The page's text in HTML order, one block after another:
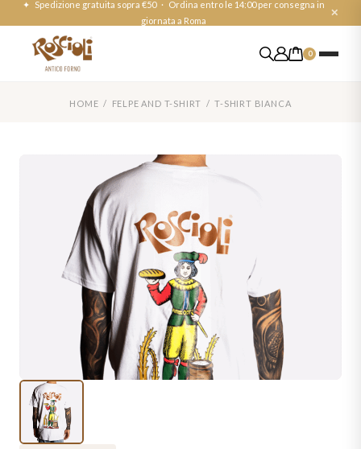
✦ Spedizione gratuita sopra €50 · Ordina entro le 14:00 per consegna in
giornata a Roma
✕
0
HOME / FELPE AND T-SHIRT / T-SHIRT BIANCA